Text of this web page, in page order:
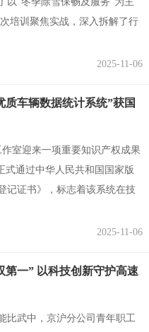
培训聚焦实战，深入拆解了行
2025-11-06
质车辆数据统计系统”获国
室迎来一项重要知识产权成果
通过中华人民共和国国家版
记证书》，标志着该系统在技
2025-11-06
第一” 以科技创新守护高速
比武中，京沪分公司青年职工